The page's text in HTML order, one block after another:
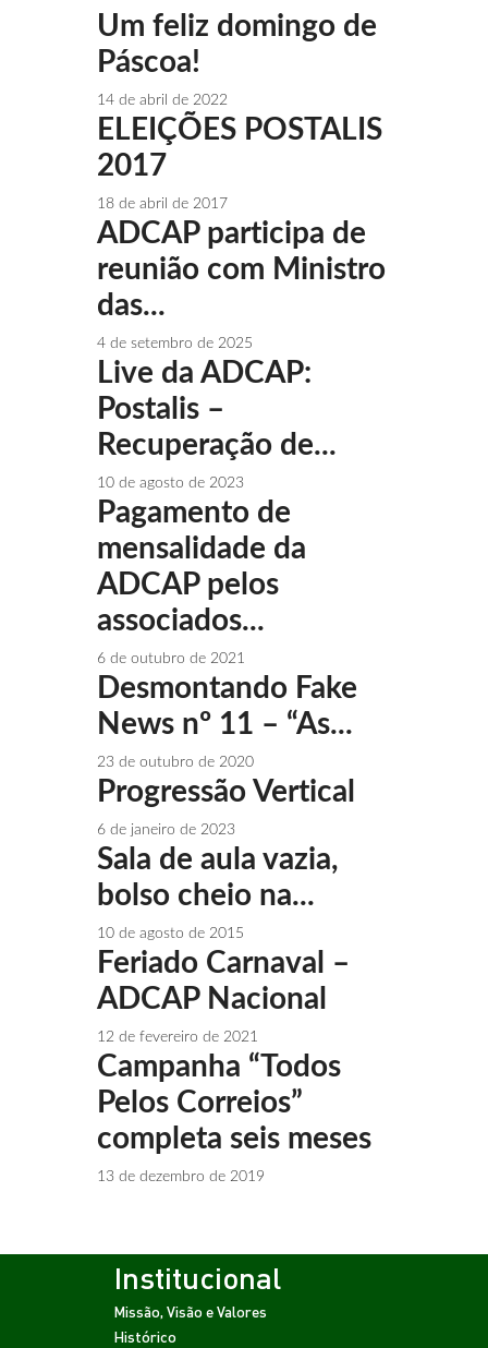
Um feliz domingo de
Páscoa!
14 de abril de 2022
ELEIÇÕES POSTALIS
2017
18 de abril de 2017
ADCAP participa de
reunião com Ministro
das...
4 de setembro de 2025
Live da ADCAP:
Postalis –
Recuperação de...
10 de agosto de 2023
Pagamento de
mensalidade da
ADCAP pelos
associados...
6 de outubro de 2021
Desmontando Fake
News nº 11 – “As...
23 de outubro de 2020
Progressão Vertical
6 de janeiro de 2023
Sala de aula vazia,
bolso cheio na...
10 de agosto de 2015
Feriado Carnaval –
ADCAP Nacional
12 de fevereiro de 2021
Campanha “Todos
Pelos Correios”
completa seis meses
13 de dezembro de 2019
Institucional
Missão, Visão e Valores
Histórico